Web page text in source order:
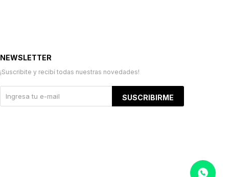
NEWSLETTER
¡Suscribite y recibí todas nuestras novedades!
SUSCRIBIRME